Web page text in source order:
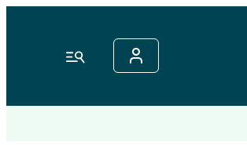
Menu